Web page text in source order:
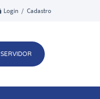
Login / Cadastro
SERVIDOR